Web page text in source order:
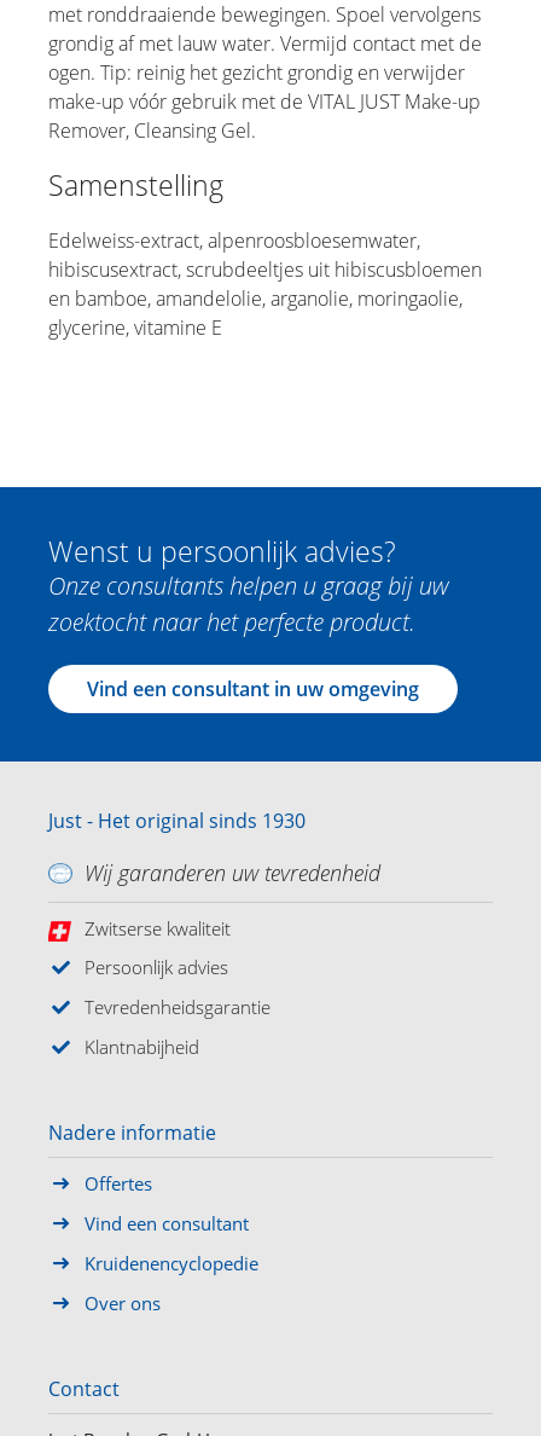
met ronddraaiende bewegingen. Spoel vervolgens
grondig af met lauw water. Vermijd contact met de
ogen. Tip: reinig het gezicht grondig en verwijder
make-up vóór gebruik met de VITAL JUST Make-up
Remover, Cleansing Gel.
Samenstelling
Edelweiss-extract, alpenroosbloesemwater,
hibiscusextract, scrubdeeltjes uit hibiscusbloemen
en bamboe, amandelolie, arganolie, moringaolie,
glycerine, vitamine E
Wenst u persoonlijk advies?
Onze consultants helpen u graag bij uw
zoektocht naar het perfecte product.
Vind een consultant in uw omgeving
Just - Het original sinds 1930
Wij garanderen uw tevredenheid
Zwitserse kwaliteit
Persoonlijk advies
Tevredenheidsgarantie
Klantnabijheid
Nadere informatie
Offertes
Vind een consultant
Kruidenencyclopedie
Over ons
Contact